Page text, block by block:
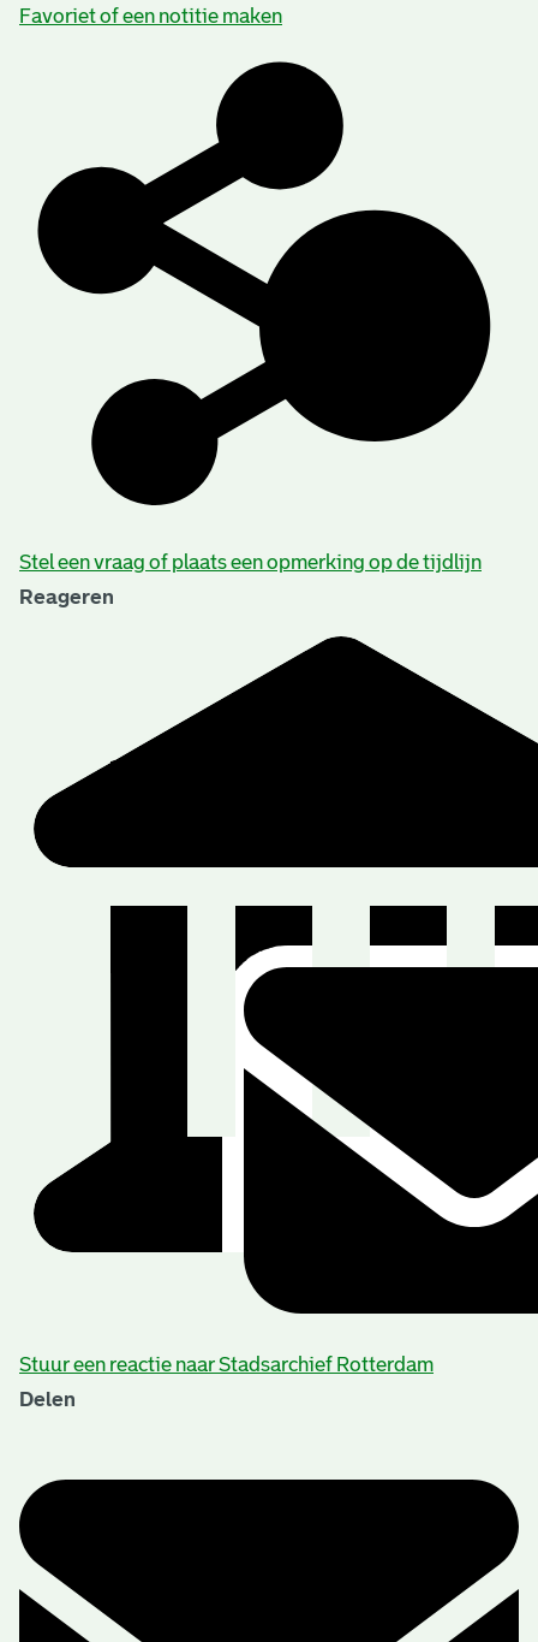
Beschrijving van de series en archiefbestanddelen
Favoriet of een notitie maken
Stel een vraag of plaats een opmerking op de tijdlijn
Reageren
Stuur een reactie naar Stadsarchief Rotterdam
Delen